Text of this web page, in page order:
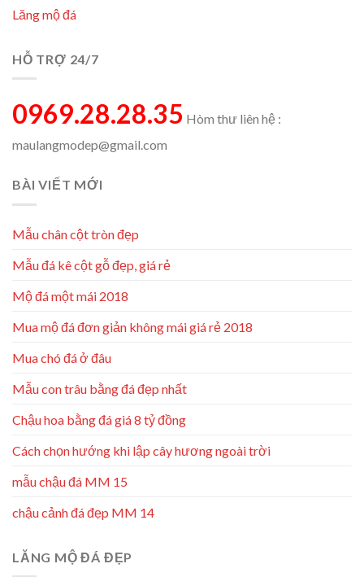
Lăng mộ đá
HỖ TRỢ 24/7
0969.28.28.35 Hòm thư liên hệ :
maulangmodep@gmail.com
BÀI VIẾT MỚI
Mẫu chân cột tròn đẹp
Mẫu đá kê cột gỗ đẹp, giá rẻ
Mộ đá một mái 2018
Mua mộ đá đơn giản không mái giá rẻ 2018
Mua chó đá ở đâu
Mẫu con trâu bằng đá đẹp nhất
Chậu hoa bằng đá giá 8 tỷ đồng
Cách chọn hướng khi lập cây hương ngoài trời
mẫu chậu đá MM 15
chậu cảnh đá đẹp MM 14
LĂNG MỘ ĐÁ ĐẸP